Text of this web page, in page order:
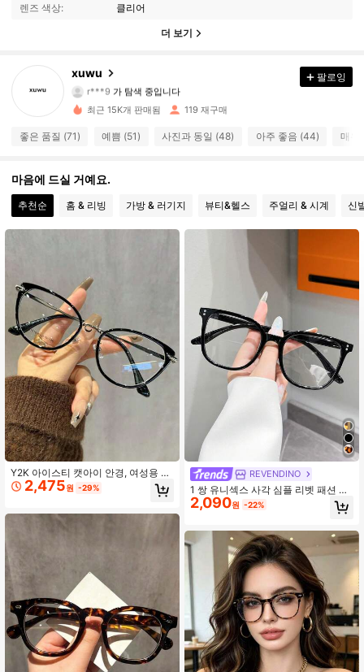
렌즈 색상:
클리어
더 보기
xuwu
r***9가 탐색 중입니다
4.58
126 팔로워
4.58 126 팔로워
4.58
4.58
4.58 126 팔로워
4.58 126 팔로워
팔로잉
최근 15K개 판매됨 119 재구매
좋은 품질 (71) 예쁨 (51) 사진과 동일 (48) 아주 좋음 (44) 매우
마음에 드실 거예요.
추천순 홈 & 리빙 가방 & 러기지 뷰티&헬스 주얼리 & 시계 신
Y2K 아이스티 캣아이 안경, 여성용 투
명 안경 액세서리, 할로윈 테마
2,475원 -29%
REVENDINO
1 쌍 유니섹스 사각 심플 리벳 패션 비
처방 안경, 데일리 오피스, 스터디, 독
서, 파티, 휴가, 사진 및 기타 행사에 적
2,090원 -22%